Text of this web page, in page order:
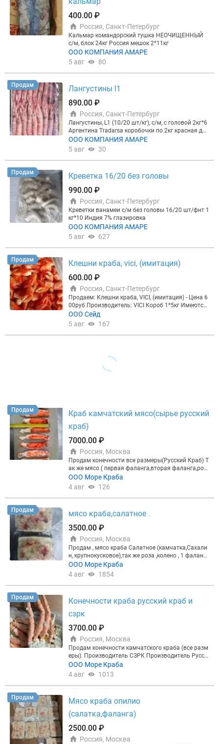
400.00 ₽
Россия, Санкт-Петербург
Кальмар командорский тушка НЕОЧИЩЕННЫЙ
с/м, блок 24кг Россия мешок 2*11кг
ООО КОМПАНИЯ АМАРЕ
5 авг
80
Продам
Лангустины l1
890.00 ₽
Россия, Санкт-Петербург
Лангустины, L1 (10/20 шт/кг), с/м, с головой 2кг*6
Аргентина Tradarsa коробочки по 2кг красная дик
ая
ООО КОМПАНИЯ АМАРЕ
5 авг
30
Продам
Креветка 16/20 без головы
990.00 ₽
Россия, Санкт-Петербург
Креветки ванамеи с/м без головы 16/20 шт/фнт 1
кг*10 Индия 7% глазировка
ООО КОМПАНИЯ АМАРЕ
5 авг
627
Продам
Клешни краба, vici, (имитация)
600.00 ₽
Россия, Санкт-Петербург
Продаем: Клешни краба, VICI, (имитация) - Цена 6
00руб Производитель: VICI Короб 1*5кг Имеются
все необходимые ветеринарные документы и сер
тификаты (Меркурий). Отгрузка со склада: Санкт-
ка по Санкт-Петербургу.
ООО Сейд
5 авг
167
Продам
Краб камчатский мясо(сырье русский
краб)
7000.00 ₽
Россия, Москва
Продам конечности все размеры(Русский Краб) Т
ак же мясо ( первая фаланга,вторая фаланга,роз
а,колено,кулак)! Полный пакет документов,НДС С
вое производство по переработке. Звоните Серге
ООО Море Краба
4 авг
126
Продам
мясо краба,cалатное .
3500.00 ₽
Россия, Москва
Продам , мясо краба Салатное (камчатка,Сахали
н, крупнокусковое),так же роза ,колено , 1 фаланга
, 2 фаланга , конечности 1000-, 1000+,. Пишите на
ООО Море Краба
4 авг
1854
Продам
Конечности краба русский краб и
сзрк
3700.00 ₽
Россия, Москва
Продам конечности камчатского краба (все разм
еры). Производитель СЗРК Производитель Русск
ий Краб Конечности краба L5 -3700р Русский кра
б,коробка 10 кг Конечности краба L6 -3800р Русск
Русский краб,коробка 10 кг Конечности Сахалин
к), все цены обсуждаются! Полный пакет докумен
тов,НДС,Меркурий Собственное производство по
переработке сырья СЗРК и Русский Краб! Тел , Се
ргей
ООО Море Краба
4 авг
1013
Продам
Мясо краба опилио
(салатка,фаланга)
2500.00 ₽
Россия, Москва